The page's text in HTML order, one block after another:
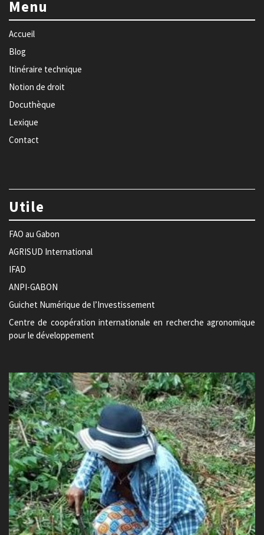
Menu
Accueil
Blog
Itinéraire technique
Notion de droit
Docuthèque
Lexique
Contact
Utile
FAO au Gabon
AGRISUD International
IFAD
ANPI-GABON
Guichet Numérique de l’Investissement
Centre de coopération internationale en recherche agronomique
pour le développement